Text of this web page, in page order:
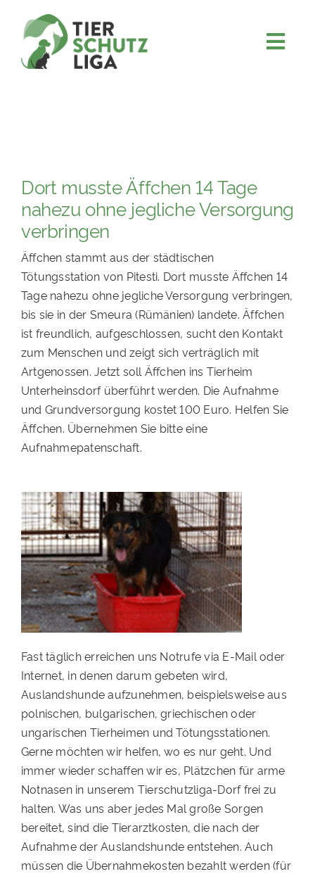
content
FÖRDERN & VERERBEN
KOOPERATIONEN
TIERHEIMTIERE
TIERHEIME
PATENSCHAFTEN
RATGEBER
Dort musste Äffchen 14 Tage
nahezu ohne jegliche Versorgung
verbringen
Äffchen stammt aus der städtischen
Tötungsstation von Pitesti. Dort musste Äffchen 14
Tage nahezu ohne jegliche Versorgung verbringen,
bis sie in der Smeura (Rümänien) landete. Äffchen
ist freundlich, aufgeschlossen, sucht den Kontakt
zum Menschen und zeigt sich verträglich mit
Artgenossen. Jetzt soll Äffchen ins Tierheim
Unterheinsdorf überführt werden. Die Aufnahme
und Grundversorgung kostet 100 Euro. Helfen Sie
Äffchen. Übernehmen Sie bitte eine
Aufnahmepatenschaft.
Fast täglich erreichen uns Notrufe via E-Mail oder
Internet, in denen darum gebeten wird,
Auslandshunde aufzunehmen, beispielsweise aus
polnischen, bulgarischen, griechischen oder
ungarischen Tierheimen und Tötungsstationen.
Gerne möchten wir helfen, wo es nur geht. Und
immer wieder schaffen wir es, Plätzchen für arme
Notnasen in unserem Tierschutzliga-Dorf frei zu
halten. Was uns aber jedes Mal große Sorgen
bereitet, sind die Tierarztkosten, die nach der
Aufnahme der Auslandshunde entstehen. Auch
müssen die Übernahmekosten bezahlt werden (für